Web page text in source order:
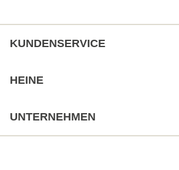
KUNDENSERVICE
HEINE
UNTERNEHMEN